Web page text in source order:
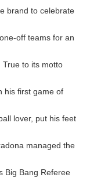
brand to celebrate
off teams for an
True to its motto
his first game of
lover, put his feet
managed the
Big Bang Referee